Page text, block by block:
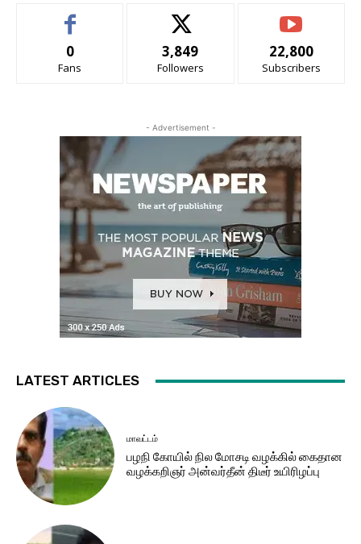
0
Fans
3,849
Followers
22,800
Subscribers
- Advertisement -
LATEST ARTICLES
மாவட்டம்
பழநி கோயில் நில மோசடி வழக்கில் கைதான
வழக்கறிஞர் அன்வர்தீன் திடீர் உயிரிழப்பு